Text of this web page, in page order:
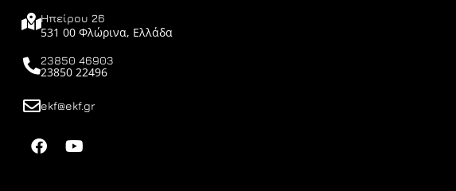
Ηπείρου 26
531 00 Φλώρινα, Ελλάδα
23850 46903
23850 22496
ekf@ekf.gr